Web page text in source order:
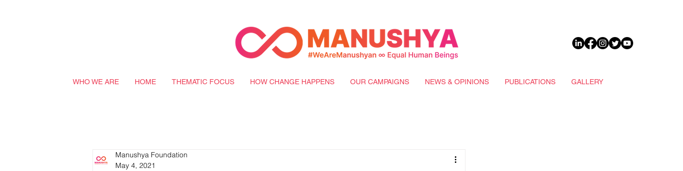
WHO WE ARE HOME THEMATIC FOCUS HOW CHANGE HAPPENS OUR CAMPAIGNS NEWS & OPINIONS PUBLICATIONS GALLERY
Manushya Foundation
May 4, 2021